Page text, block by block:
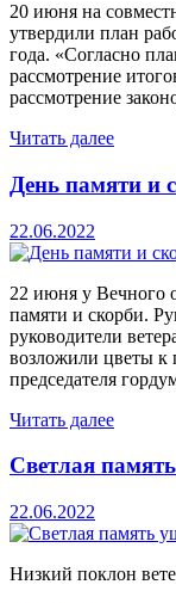
20 июня на
утвердили план
года. «Согласно
рассмотрение
рассмотрение
Читать далее
День памяти и
22.06.2022
22 июня у Вечного
памяти и скорби.
руководители
возложили цветы к
председателя
Читать далее
Светлая
22.06.2022
Низкий поклон